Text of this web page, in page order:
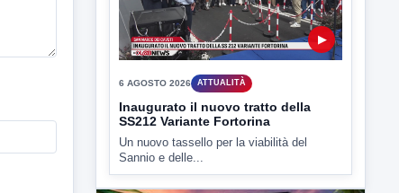
6 AGOSTO 2026 ATTUALITÀ
Hanon- Evo, i lavoratori dicono si al
piano industriale
Sulla vicenda Hanon e il piano industriale
e' intervenuto anche...